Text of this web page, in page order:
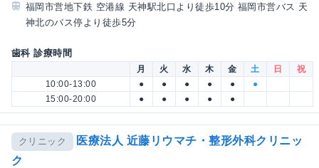
福岡市営地下鉄 空港線 天神駅北口より徒歩10分 福岡市営バス 天
神北のバス停より徒歩5分
歯科 診療時間
月 火 水 木 金 土 日
祝
10:00-13:00
● ● ● ● ●
●
15:00-20:00
● ● ● ● ●
クリニック
医療法人 近藤リウマチ・整形外科クリニッ
ク